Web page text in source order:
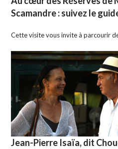
Scamandre : suivez le
Cette visite vous invite à parcourir
Jean-Pierre Isaïa, dit